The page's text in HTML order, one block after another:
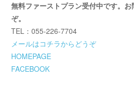
無料ファーストプラン受付中です。
ぞ。
TEL：055-226-7704
メールはコチラからどうぞ
HOMEPAGE
FACEBOOK